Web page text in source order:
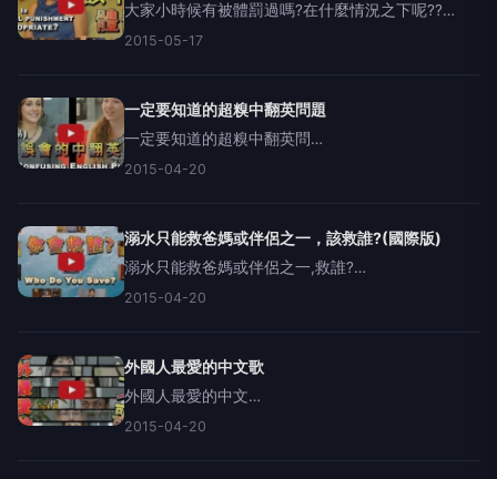
大家小時候有被體罰過嗎?在什麼情況之下呢??
IsPhysicalPunishmentStillAppropriate?波多黎各
2015-05-17
一定要知道的超糗中翻英問題
一定要知道的超糗中翻英問
題:MostConfusingEnglishPhrasesInAsia法國音樂
2015-04-20
溺水只能救爸媽或伴侶之一，該救誰?(國際版)
溺水只能救爸媽或伴侶之一,救誰?
WhoWouldYouSave?(國際版)波多黎各
助商:微克詩國際事業
2015-04-20
外國人最愛的中文歌
外國人最愛的中文
歌:Foreigners'FavoriteChineseSongs[STEPCREW]
威粉絲團:
2015-04-20